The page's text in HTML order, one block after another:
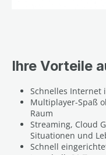
Ihre Vorteile
Schnelles Internet
Multiplayer-Spaß
Raum
Streaming, Cloud
Situationen und
Schnell